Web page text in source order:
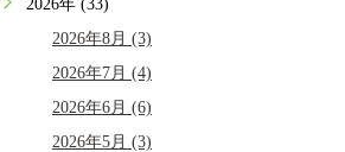
2026年 (33)
2026年8月 (3)
2026年7月 (4)
2026年6月 (6)
2026年5月 (3)